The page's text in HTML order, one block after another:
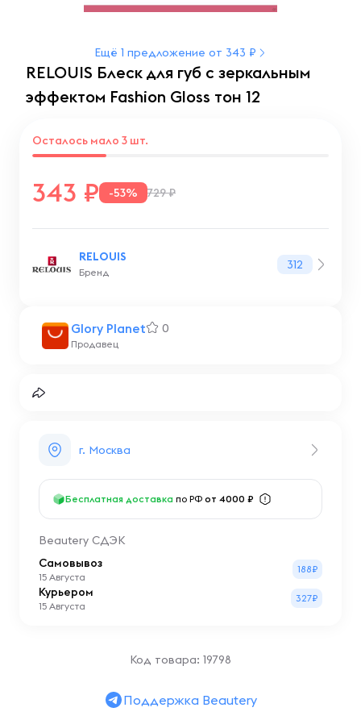
Ещё 1 предложение от 343 ₽
RELOUIS Блеск для губ с зеркальным
эффектом Fashion Gloss тон 12
Glory Planet 0
Продавец
343 -53% 729 ₽
Осталось мало 3 шт.
RELOUIS
Бренд
312
г. Москва
Бесплатная доставка по РФ от 4000 ₽
Beautery СДЭК
Самовывоз
15 Августа
188₽
Курьером
15 Августа
327₽
Код товара: 19798
Поддержка Beautery